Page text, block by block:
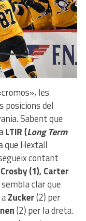
les
posicions del
Sabent que
LTIR (Long Term
que Hextall
contant
Crosby (1), Carter
clar que
Zucker(2) per
(2) per la dreta.